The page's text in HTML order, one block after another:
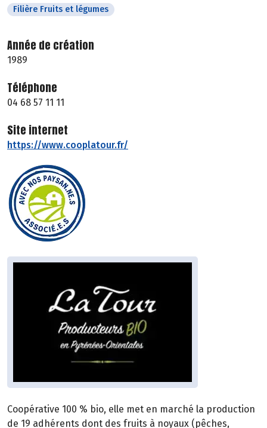
Filière Fruits et légumes
Année de création
1989
Téléphone
04 68 57 11 11
Site internet
https://www.cooplatour.fr/
Coopérative 100 % bio, elle met en marché la production
de 19 adhérents dont des fruits à noyaux (pêches,